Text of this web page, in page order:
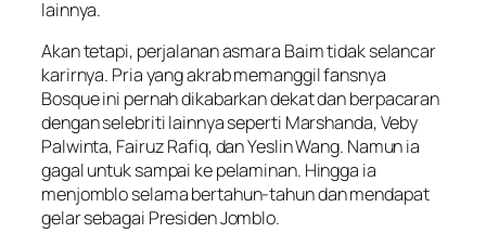
lainnya.
Akan tetapi, perjalanan asmara Baim tidak selancar
karirnya. Pria yang akrab memanggil fansnya
Bosque ini pernah dikabarkan dekat dan berpacaran
dengan selebriti lainnya seperti Marshanda, Veby
Palwinta, Fairuz Rafiq, dan Yeslin Wang. Namun ia
gagal untuk sampai ke pelaminan. Hingga ia
menjomblo selama bertahun-tahun dan mendapat
gelar sebagai Presiden Jomblo.